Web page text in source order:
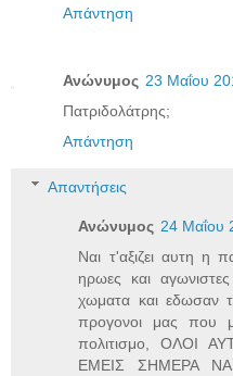
Απάντηση
Ανώνυμος 23 Μαΐου
Πατριδολάτρης;
Απάντηση
Απαντήσεις
Ανώνυμος 24 Μαΐου
Ναι τ'αξιζει αυτη η
ηρωες και
χωματα και εδωσαν
προγονοι μας που
πολιτισμο, ΟΛΟΙ
ΕΜΕΙΣ ΣΗΜΕΡΑ